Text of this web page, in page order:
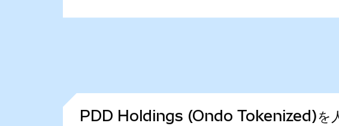
PDD Holdings (Ondo Tokenized)を人